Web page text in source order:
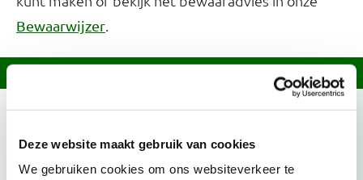
Deze website maakt gebruik van cookies
We gebruiken cookies om ons websiteverkeer te
Bewaarwijzer.
gerecht hebben een lage klimaatimpact.
meer over klimaatvriendelijke recepten.